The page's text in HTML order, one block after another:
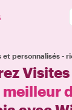
personnalisés -
Visites
meilleur